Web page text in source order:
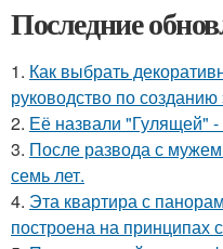
Последние
1. Как выбрать
руководство по
2. Её назвали "Гулящей"
3. После развода с
семь лет.
4. Эта квартира с
построена на принципах